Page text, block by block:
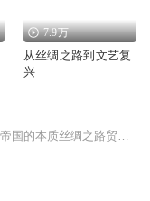
7.9万
从丝绸之路到文艺复
兴